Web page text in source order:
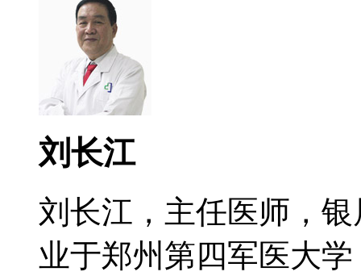
刘长江
刘长江，主任医师，
业于郑州第四军医大